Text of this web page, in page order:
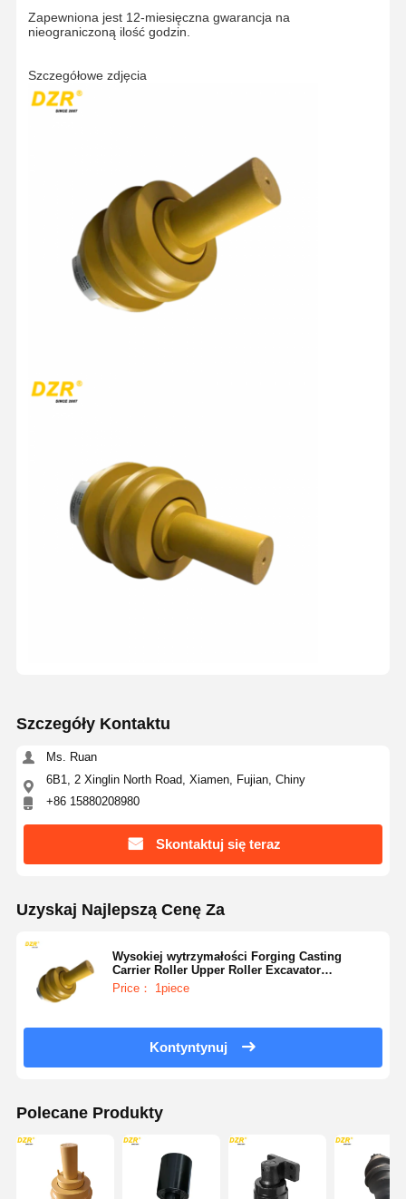
Nakładka gąsienicy
Regulator toru
Śruby gąsienicowe
Wiadro do koparki
Zęby wiadrowe
Dozer obcinający
Ramię koparki
Łożysko obrotowe
Zapewniona jest 12-miesięczna gwarancja na
nieograniczoną ilość godzin.
Szczegółowe zdjęcia
Szczegóły Kontaktu
Ms. Ruan
6B1, 2 Xinglin North Road, Xiamen, Fujian, Chiny
+86 15880208980
Skontaktuj się teraz
Uzyskaj Najlepszą Cenę Za
Wysokiej wytrzymałości Forging Casting
Carrier Roller Upper Roller Excavator
Undercarriage Parts For Doosan DX140W
Price： 1piece
Kontyntynuj
Polecane Produkty